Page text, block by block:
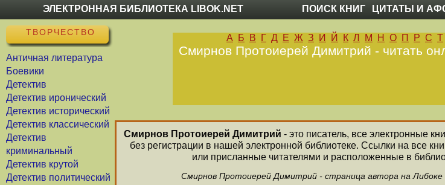
ЭЛЕКТРОННАЯ БИБЛИОТЕКА LIBOK.NET ПОИСК КНИГ ЦИТАТЫ И
ТВОРЧЕСТВО
Античная литература
Боевики
Детектив
Детектив иронический
Детектив исторический
Детектив классический
Детектив
криминальный
Детектив крутой
Детектив политический
А Б В Г Д Е Ж З И Й К Л М Н О П Р С Т
Смирнов Протоиерей Димитрий - читать
Смирнов Протоиерей Димитрий - это писатель, все электронные
без регистрации в нашей электронной библиотеке. Ссылки на все
или присланные читателями и расположенные в
Смирнов Протоиерей Димитрий - страница автора на Либоке